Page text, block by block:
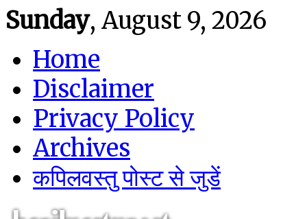
Sunday, August 9, 2026
Home
Disclaimer
Privacy Policy
Archives
कपिलवस्तु पोस्ट से जुडें